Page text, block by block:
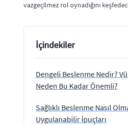
vazgeçilmez rol oynadığını
İçindekiler
Dengeli Beslenme Nedir?
Neden Bu Kadar Önemli?
Sağlıklı Beslenme Nasıl
Uygulanabilir İpuçları